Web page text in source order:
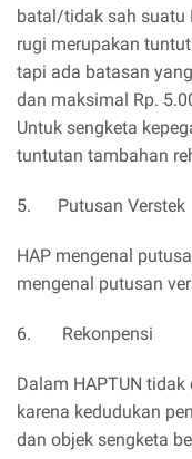
batal/tidak sah suatu
rugi merupakan
tapi ada batasan
dan maksimal Rp.
Untuk sengketa
tuntutan tambahan
5. Putusan Verstek
HAP mengenal
mengenal putusan
6. Rekonpensi
Dalam HAPTUN
karena kedudukan
dan objek sengketa